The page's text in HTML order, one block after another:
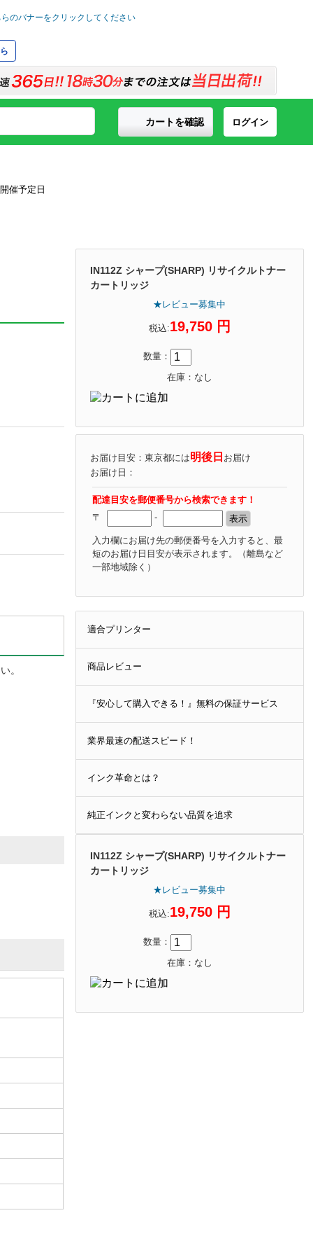
ログイン
カートを確認
IN112Z シャープ(SHARP) リサイクルトナー
カートリッジ
★レビュー募集中
税込:19,750 円
数量：
在庫：なし
お届け目安：東京都には明後日 お届け
お届け日：
配達目安を郵便番号から検索できます！
〒
-
入力欄にお届け先の郵便番号を入力すると、最
短のお届け日目安が表示されます。
（離島など
一部地域除く）
適合プリンター
商品レビュー
『安心して購入できる！』無料の保証サービス
業界最速の配送スピード！
インク革命とは？
純正インクと変わらない品質を追求
IN112Z シャープ(SHARP) リサイクルトナー
カートリッジ
★レビュー募集中
税込:19,750 円
数量：
在庫：なし
。